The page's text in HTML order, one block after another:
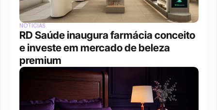
NOTÍCIAS
RD Saúde inaugura farmácia conceito
e investe em mercado de beleza
premium